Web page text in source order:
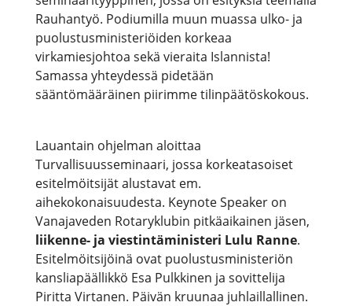
Rauhantyö. Podiumilla muun muassa ulko- ja
puolustusministeriöiden korkeaa
virkamiesjohtoa sekä vieraita Islannista!
Samassa yhteydessä pidetään
sääntömääräinen piirimme tilinpäätöskokous.
Lauantain ohjelman aloittaa
Turvallisuusseminaari, jossa korkeatasoiset
esitelmöitsijät alustavat em.
aihekokonaisuudesta. Keynote Speaker on
Vanajaveden Rotaryklubin pitkäaikainen jäsen,
liikenne- ja viestintäministeri Lulu Ranne.
Esitelmöitsijöinä ovat puolustusministeriön
kansliapäällikkö Esa Pulkkinen ja sovittelija
Piritta Virtanen. Päivän kruunaa juhlaillallinen.